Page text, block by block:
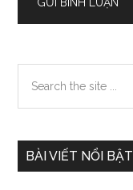
Sidebar
chính
the
BÀI VIẾT NỔI BẬT